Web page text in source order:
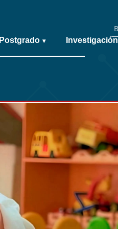
Postgrado ▾ Investigación